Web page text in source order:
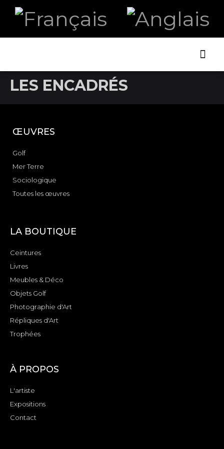
LES ENCADRÉS
ŒUVRES
Golf
Mer Terre
Sociologique
Toutes les œuvres
LA BOUTIQUE
Ceintures
Livres
Meubles & Déco
Objets Golf
Photographie d'Art
Répliques d'Art
Trophées
À PROPOS
L'artiste
Expositions
Contact